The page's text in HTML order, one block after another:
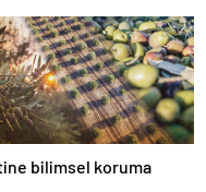
bilimsel koruma